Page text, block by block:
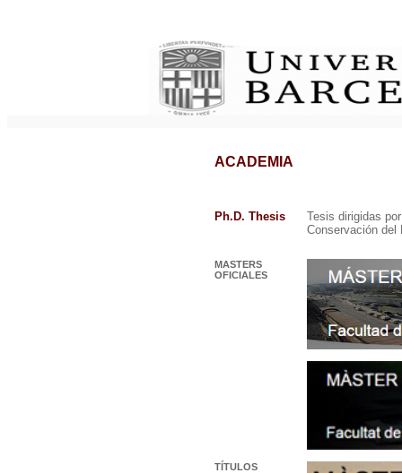
ACADEMIA
Ph.D. Thesis
Tesis dirigidas
Conservación del
MASTERS
OFICIALES
TÍTULOS